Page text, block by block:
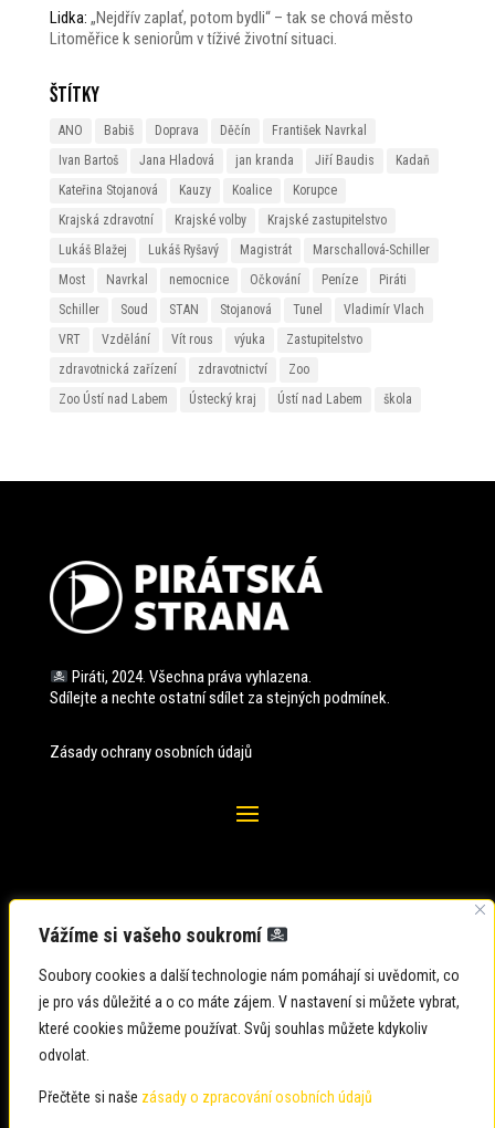
Vážíme si vašeho soukromí
Soubory cookies a další technologie nám pomáhají si uvědomit, co
je pro vás důležité a o co máte zájem. V nastavení si můžete vybrat,
které cookies můžeme používat. Svůj souhlas můžete kdykoliv
odvolat.
Přečtěte si naše zásady o zpracování osobních údajů
Lidka: „Nejdřív zaplať, potom bydli“ – tak se chová město
Litoměřice k seniorům v tíživé životní situaci.
Štítky
ANO Babiš Doprava Děčín
František Navrkal
Ivan Bartoš
Jana Hladová jan kranda Jiří Baudis
Kadaň
Kateřina Stojanová
Kauzy Koalice
Korupce
Krajská zdravotní
Krajské volby
Krajské zastupitelstvo
Lukáš Blažej
Lukáš Ryšavý Magistrát
Marschallová-Schiller
Most
Navrkal nemocnice Očkování Peníze
Piráti
Schiller
Soud STAN Stojanová Tunel
Vladimír Vlach
VRT
Vzdělání Vít rous výuka
Zastupitelstvo
zdravotnická zařízení
zdravotnictví
Zoo
Zoo Ústí nad Labem
Ústecký kraj Ústí nad Labem škola
Piráti, 2024. Všechna práva vyhlazena.
Sdílejte a nechte ostatní sdílet za stejných podmínek.
Zásady ochrany osobních údajů
Zadavatel: Česká pirátská strana